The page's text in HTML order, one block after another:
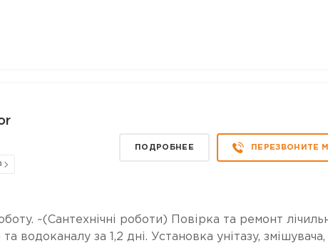
ПОДРОБНЕЕ ПЕРЕЗВОНИТЕ
~(Сантехнічні роботи) Повірка та ремонт
водоканалу за 1,2 дні. Установка унітазу, змішувача,